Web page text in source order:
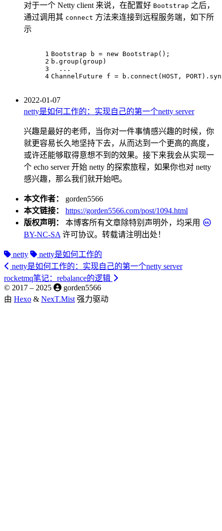
对于一个 Netty client 来说，在配置好 Bootstrap 之后，
通过调用其 connect 方法来连接到远程服务端，如下所
示
1
2
3
4
Bootstrap b = new Bootstrap();
b.group(group)
  ...
ChannelFuture f = b.connect(HOST,
2022-01-07
netty是如何工作的：实现自己的第一个netty server
兴趣是最好的老师，当你对一件事情感兴趣的时候，你
就更容易长久地坚持下去，从而达到一个更高的高度，
或许还能够取得意想不到的效果。接下来我会从实现一
个 echo server 开始 netty 的探索旅程，如果你也对 netty
感兴趣，那么我们就开始吧。
本文作者： gorden5566
本文链接：
https://gorden5566.com/post/1094.html
版权声明： 本博客所有文章除特别声明外，均采用
BY-NC-SA 许可协议。转载请注明出处！
netty
netty是如何工作的
netty是如何工作的：实现自己的第一个netty server
rocketmq笔记：rebalance的逻辑
© 2017 – 2025
gorden5566
由 Hexo & NexT.Mist 强力驱动